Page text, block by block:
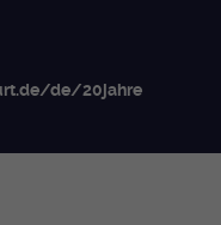
de/20jahre